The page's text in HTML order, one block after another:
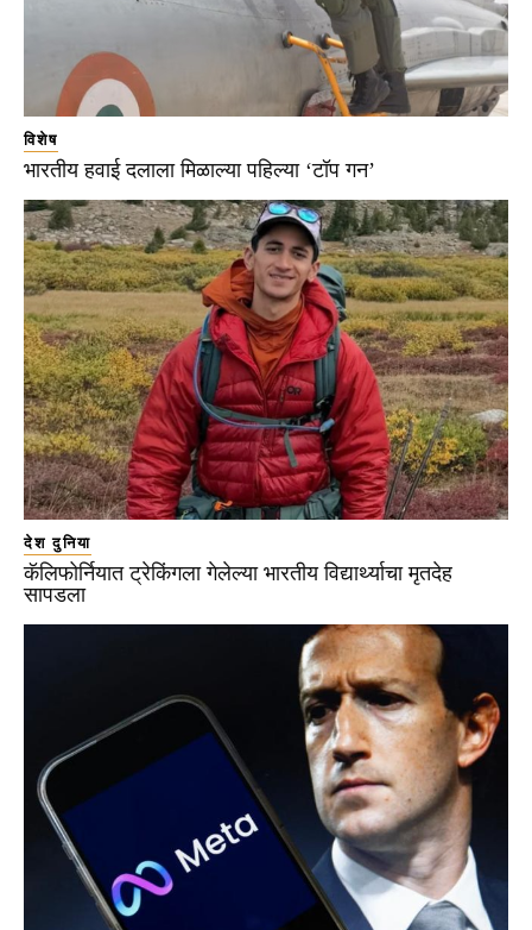
विशेष
भारतीय हवाई दलाला मिळाल्या पहिल्या ‘टॉप गन’
देश दुनिया
कॅलिफोर्नियात ट्रेकिंगला गेलेल्या भारतीय विद्यार्थ्याचा मृतदेह
सापडला